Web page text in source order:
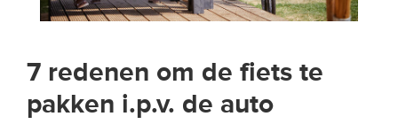
7 redenen om de fiets te
pakken i.p.v. de auto